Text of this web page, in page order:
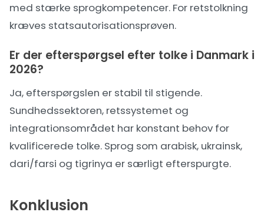
med stærke sprogkompetencer. For retstolkning
kræves statsautorisationsprøven.
Er der efterspørgsel efter tolke i Danmark i
2026?
Ja, efterspørgslen er stabil til stigende.
Sundhedssektoren, retssystemet og
integrationsområdet har konstant behov for
kvalificerede tolke. Sprog som arabisk, ukrainsk,
dari/farsi og tigrinya er særligt efterspurgte.
Konklusion